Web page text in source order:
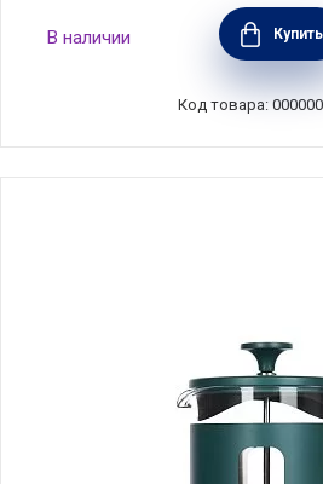
Кофеварка-пуровер
приготовления кофе 400
Craft, Великобритания,
В наличии Купить
Код товара: